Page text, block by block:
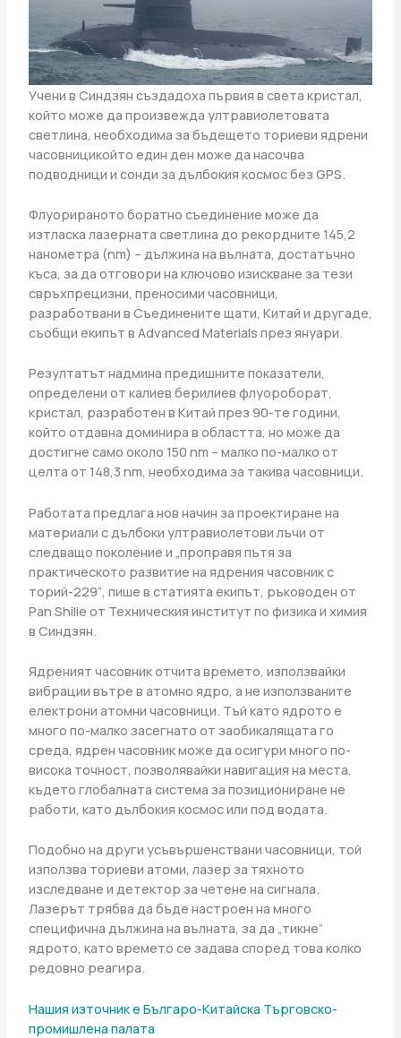
Учени в Синдзян създадоха първия в света кристал,
който може да произвежда ултравиолетовата
светлина, необходима за бъдещето ториеви ядрени
часовницикойто един ден може да насочва
подводници и сонди за дълбокия космос без GPS.
Флуорираното боратно съединение може да
изтласка лазерната светлина до рекордните 145,2
нанометра (nm) – дължина на вълната, достатъчно
къса, за да отговори на ключово изискване за тези
свръхпрецизни, преносими часовници,
разработвани в Съединените щати, Китай и другаде,
съобщи екипът в Advanced Materials през януари.
Резултатът надмина предишните показатели,
определени от калиев берилиев флуороборат,
кристал, разработен в Китай през 90-те години,
който отдавна доминира в областта, но може да
достигне само около 150 nm – малко по-малко от
целта от 148,3 nm, необходима за такива часовници.
Работата предлага нов начин за проектиране на
материали с дълбоки ултравиолетови лъчи от
следващо поколение и „проправя пътя за
практическото развитие на ядрения часовник с
торий-229“, пише в статията екипът, ръководен от
Pan Shilie от Техническия институт по физика и химия
в Синдзян.
Ядреният часовник отчита времето, използвайки
вибрации вътре в атомно ядро, а не използваните
електрони атомни часовници. Тъй като ядрото е
много по-малко засегнато от заобикалящата го
среда, ядрен часовник може да осигури много по-
висока точност, позволявайки навигация на места,
където глобалната система за позициониране не
работи, като дълбокия космос или под водата.
Подобно на други усъвършенствани часовници, той
използва ториеви атоми, лазер за тяхното
изследване и детектор за четене на сигнала.
Лазерът трябва да бъде настроен на много
специфична дължина на вълната, за да „тикне“
ядрото, като времето се задава според това колко
редовно реагира.
Нашия източник е Българо-Китайска Търговско-
промишлена палaта